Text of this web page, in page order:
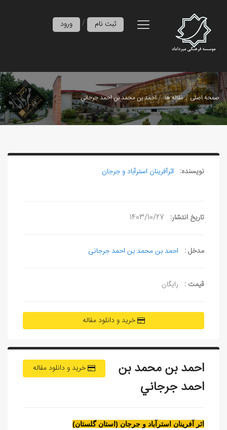
ورود / ثبت نام
صفحه اصلی مقاله ها احمد بن محمد بن احمد جرجاني
نویسنده: اثرآفرينان استرآباد و جرجان
تاریخ انتشار: 1403/10/27
مدخل : احمد بن محمد بن احمد جرجانی
قیمت : رایگان
خرید و دانلود مقاله
خرید و دانلود مقاله
احمد بن محمد بن
احمد جرجاني
اثر آفرينان استرآباد و جرجان (استان گلستان)